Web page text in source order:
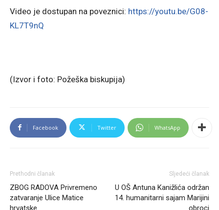
Video je dostupan na poveznici: https://youtu.be/G08-
KL7T9nQ
(Izvor i foto: Požeška biskupija)
Facebook Twitter WhatsApp
Prethodni članak
ZBOG RADOVA Privremeno
zatvaranje Ulice Matice
hrvatske
Sljedeći članak
U OŠ Antuna Kanižlića održan
14. humanitarni sajam Marijini
obroci